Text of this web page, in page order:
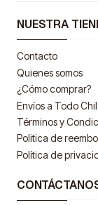
NUESTRA
Contacto
Quienes somos
¿Cómo comprar?
Envíos a Todo
Términos y
Politica de
Política de